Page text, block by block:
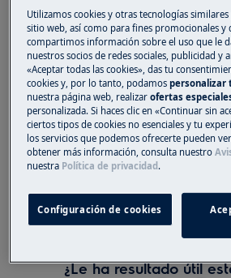
1. Póngase en contacto con un
servicio autorizado
Advertencia:No recomendamos
hasta que el problema se haya
completo. Desconecte el
alimentación y no lo vuelva a
esté seguro de que se ha
Un mensaje E50, C9 o F9
producido una falla del
¿Le ha resultado útil
Utilizamos cookies y otras tecnologías
sitio web, así como para fines promocionales y
compartimos información sobre el uso que le
nuestros socios de redes sociales, publicidad y
«Aceptar todas las cookies», das tu
cookies y, por lo tanto, podamospersonalizar
nuestra página web, realizarofertas
personalizada. Si haces clic en «Continuar sin
ciertos tipos de cookies no esenciales y tu
los servicios que podemos ofrecerte pueden
obtener más información, consulta nuestro
nuestra Política de privacidad .
Configuración de cookies